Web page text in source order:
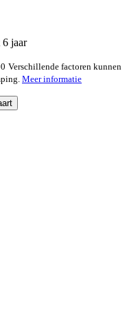
jaar
Verschillende factoren kunnen
Meer informatie